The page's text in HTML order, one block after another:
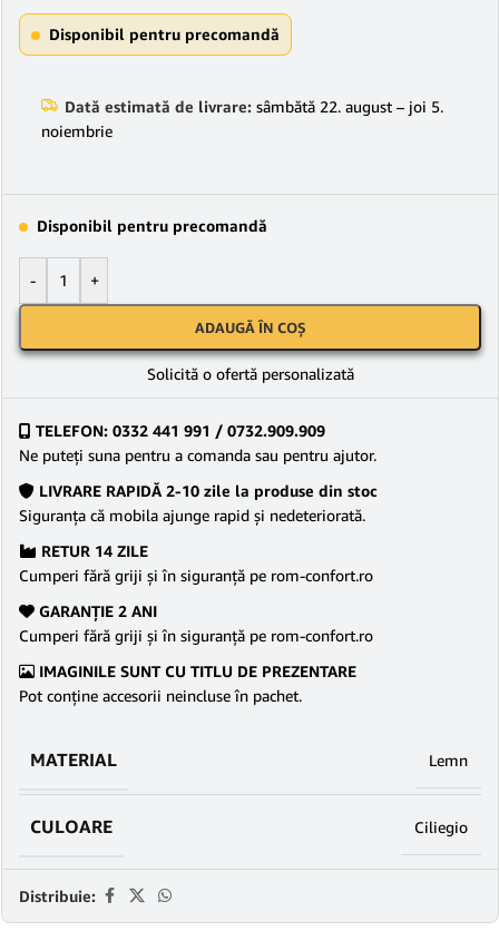
Disponibil pentru precomandă
Dată estimată de livrare: sâmbătă 22. august – joi 5.
noiembrie
Disponibil pentru precomandă
- +
ADAUGĂ ÎN COȘ
Solicită o ofertă personalizată
TELEFON: 0332 441 991 / 0732.909.909
Ne puteţi suna pentru a comanda sau pentru ajutor.
LIVRARE RAPIDĂ 2-10 zile la produse din stoc
Siguranţa că mobila ajunge rapid şi nedeteriorată.
RETUR 14 ZILE
Cumperi fără griji şi în siguranţă pe rom-confort.ro
GARANŢIE 2 ANI
Cumperi fără griji şi în siguranţă pe rom-confort.ro
IMAGINILE SUNT CU TITLU DE PREZENTARE
Pot conține accesorii neincluse în pachet.
MATERIAL Lemn
CULOARE Ciliegio
Distribuie: